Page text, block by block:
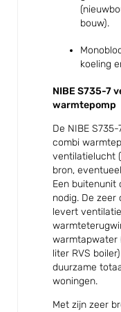
bouw).
koeling
NIBE S735-7
warmtepomp
De NIBE
combi
ventilatielucht
bron,
Een buitenunit
nodig. De
levert
warmtapwater
liter RVS
duurzame
woningen.
Met zijn zeer